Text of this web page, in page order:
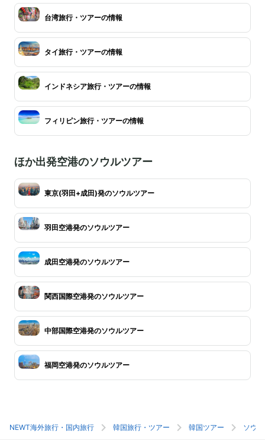
台湾旅行・ツアーの情報
タイ旅行・ツアーの情報
インドネシア旅行・ツアーの情報
フィリピン旅行・ツアーの情報
ほか出発空港のソウルツアー
東京(羽田+成田)発のソウルツアー
羽田空港発のソウルツアー
成田空港発のソウルツアー
関西国際空港発のソウルツアー
中部国際空港発のソウルツアー
福岡空港発のソウルツアー
NEWT海外旅行・国内旅行 韓国旅行・ツアー 韓国ツアー ソウ